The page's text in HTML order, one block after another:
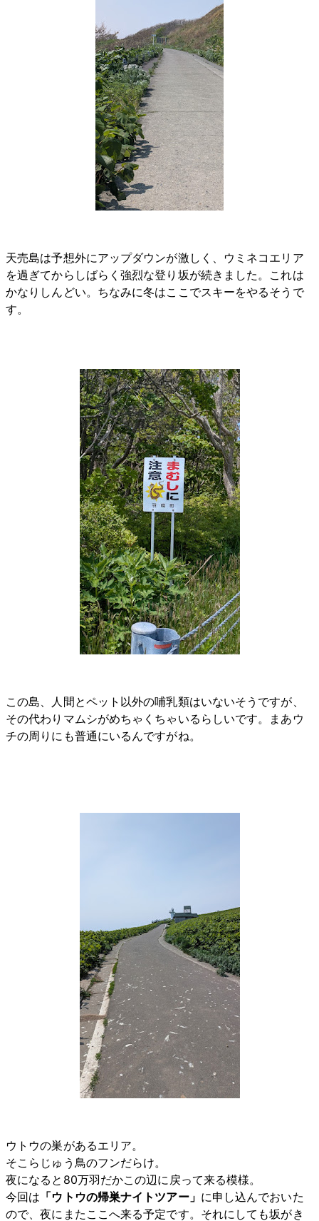
天売島は予想外にアップダウンが激しく、ウミネコエリア
を過ぎてからしばらく強烈な登り坂が続きました。これは
かなりしんどい。ちなみに冬はここでスキーをやるそうで
す。
この島、人間とペット以外の哺乳類はいないそうですが、
その代わりマムシがめちゃくちゃいるらしいです。まあウ
チの周りにも普通にいるんですがね。
ウトウの巣があるエリア。
そこらじゅう鳥のフンだらけ。
夜になると80万羽だかこの辺に戻って来る模様。
今回は 「ウトウの帰巣ナイトツアー」 に申し込んでおいた
ので、夜にまたここへ来る予定です。それにしても坂がき